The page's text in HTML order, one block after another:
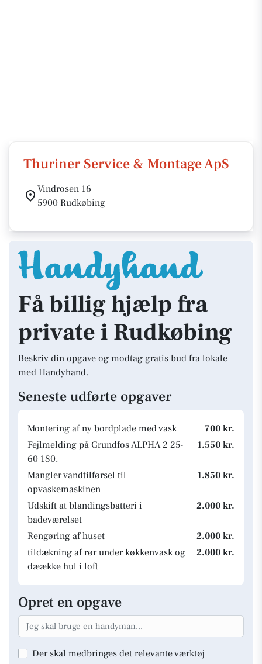
Thuriner Service & Montage ApS
Vindrosen 16
5900 Rudkøbing
Få billig hjælp fra
private i Rudkøbing
Beskriv din opgave og modtag gratis bud fra lokale
med Handyhand.
Seneste udførte opgaver
Montering af ny bordplade med vask
700 kr.
Fejlmelding på Grundfos ALPHA 2 25-
60 180.
1.550 kr.
Mangler vandtilførsel til
opvaskemaskinen
1.850 kr.
Udskift at blandingsbatteri i
badeværelset
2.000 kr.
Rengøring af huset
2.000 kr.
tildækning af rør under køkkenvask og
dæække hul i loft
2.000 kr.
Opret en opgave
Der skal medbringes det relevante værktøj